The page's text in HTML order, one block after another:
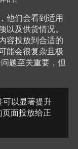
他们会看到适用
及供货情况。
容投放到合适的
能会很复杂且极
题至关重要，但
以显著提升
面投放给正